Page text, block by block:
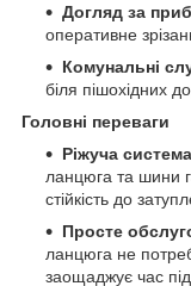
Догляд за
оперативне
Комунальні
біля пішохідних
Головні переваги
Ріжуча
ланцюга та шини
стійкість до
Просте
ланцюга не
заощаджує час